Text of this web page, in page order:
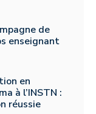
de
enseignant
en
à l’INSTN :
réussie